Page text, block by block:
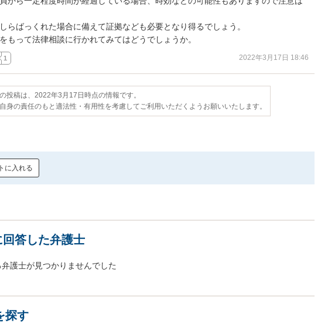
らばっくれた場合に備えて証拠なども必要となり得るでしょう。
もって法律相談に行かれてみてはどうでしょうか。
1 2022年3月17日 18:46
投稿は、2022年3月17日時点の情報です。
身の責任のもと適法性・有用性を考慮してご利用いただくようお願いいたします。
に入れる
回答した弁護士
護士が見つかりませんでした
探す